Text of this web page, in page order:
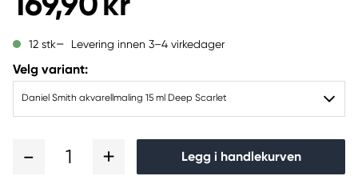
12 stk Levering innen 3–4 virkedager
Velg variant:
Daniel Smith akvarellmaling 15 ml Deep Scarlet
1 Legg i handlekurven